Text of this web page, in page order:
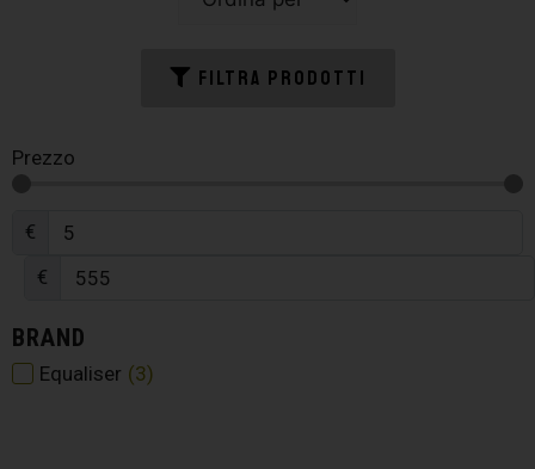
FILTRA PRODOTTI
Prezzo
€
€
BRAND
Equaliser (3)